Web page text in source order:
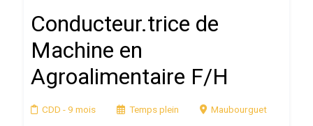
Conducteur.trice de
Machine en
Agroalimentaire F/H
CDD - 9 mois Temps plein Maubourguet